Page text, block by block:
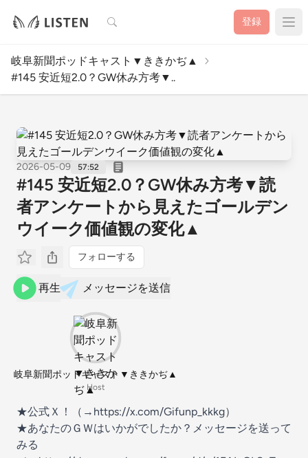
検索 登録
岐阜新聞ポッドキャスト▼ききかぢ▲
#145 安近短2.0？GW休み方考▼..
2026-05-09 57:52
#145 安近短2.0？GW休み方考▼読
者アンケートから見えたゴールデン
ウイーク価値観の変化▲
フォローする
再生 メッセージを送信
岐阜新聞ポッドキャスト▼ききかぢ▲
Host
★公式Ｘ！（→ ⁠https://x.com/Gifunp_kkkg⁠）
★あなたのＧＷはいかがでしたか？メッセージを送って
みる